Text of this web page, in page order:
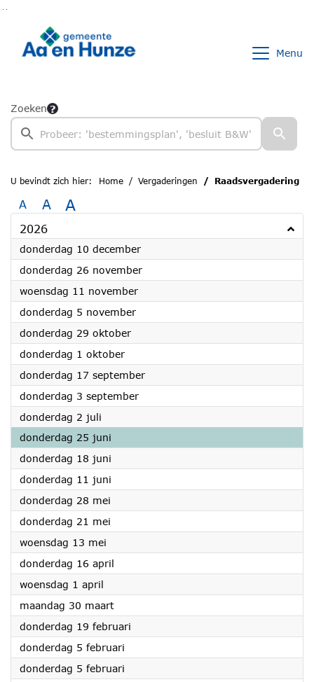
Menu
Zoeken
U bevindt zich hier: Home Vergaderingen Raadsvergadering
A A A
2026
donderdag 10 december2026
donderdag 26 november2026
woensdag 11 november2026
donderdag 5 november2026
donderdag 29 oktober2026
donderdag 1 oktober2026
donderdag 17 september2026
donderdag 3 september2026
donderdag 2 juli
donderdag 25 juni
donderdag 18 juni
donderdag 11 juni
donderdag 28 mei
donderdag 21 mei
woensdag 13 mei
donderdag 16 april
woensdag 1 april
maandag 30 maart2026
donderdag 19 februari
donderdag 5 februari
donderdag 5 februari